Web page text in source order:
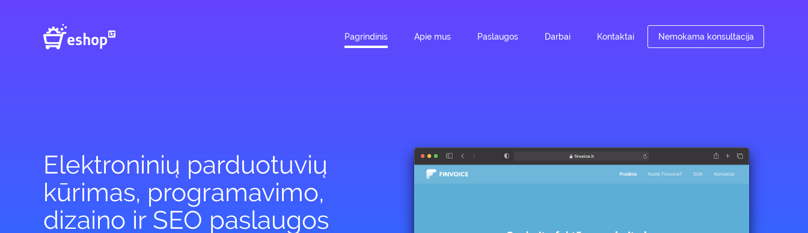
Pagrindinis Apie mus Paslaugos Darbai Kontaktai Nemokama konsultacija
Elektroninių parduotuvių
kūrimas, programavimo,
dizaino ir SEO paslaugos